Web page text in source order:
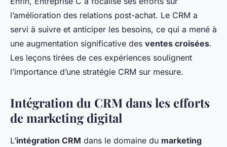
l’amélioration des relations post-achat. Le CRM a
servi à suivre et anticiper les besoins, ce qui a mené à
une augmentation significative des ventes croisées.
Les leçons tirées de ces expériences soulignent
l’importance d’une stratégie CRM sur mesure.
Intégration du CRM dans les efforts
de marketing digital
L’intégration CRM dans le domaine du marketing